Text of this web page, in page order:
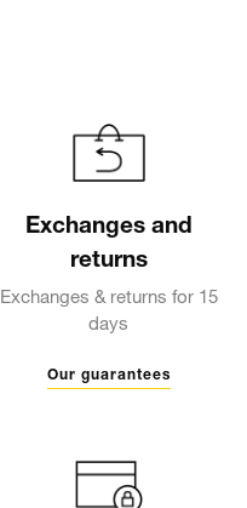
Exchanges and
returns
Exchanges & returns for 15
days
Our guarantees